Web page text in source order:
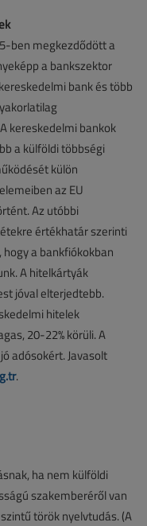
ben megkezdődött a
a bankszektor
bank és több
kereskedelmi bankok
a külföldi többségi
külön
az EU
Az utóbbi
értékhatár szerinti
a bankfiókokban
A hitelkártyák
jóval elterjedtebb.
hitelek
20-22% körüli. A
adósokért. Javasolt
.
ha nem külföldi
szakemberéről van
török nyelvtudás. (A